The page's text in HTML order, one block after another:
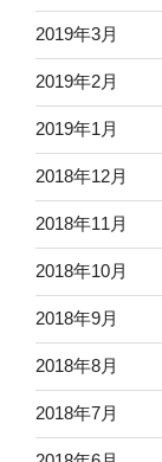
2019年3月
2019年2月
2019年1月
2018年12月
2018年11月
2018年10月
2018年9月
2018年8月
2018年7月